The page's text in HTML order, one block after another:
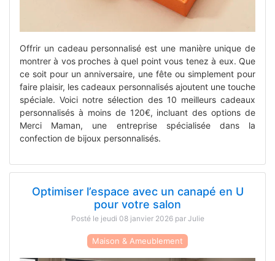
Offrir un cadeau personnalisé est une manière unique de
montrer à vos proches à quel point vous tenez à eux. Que
ce soit pour un anniversaire, une fête ou simplement pour
faire plaisir, les cadeaux personnalisés ajoutent une touche
spéciale. Voici notre sélection des 10 meilleurs cadeaux
personnalisés à moins de 120€, incluant des options de
Merci Maman, une entreprise spécialisée dans la
confection de bijoux personnalisés.
Optimiser l’espace avec un canapé en U
pour votre salon
Posté le jeudi 08 janvier 2026 par Julie
Maison & Ameublement